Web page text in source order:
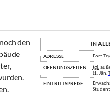
IN
ADRESSE
Fort
ÖFFNUNGSZEITEN
tgl.
(1.
Jän
EINTRITTSPREISE
den